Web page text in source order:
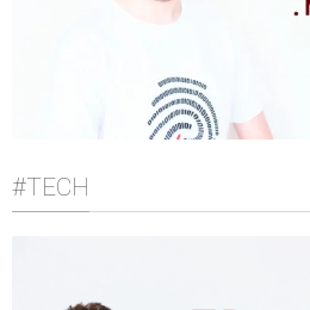
#TECH